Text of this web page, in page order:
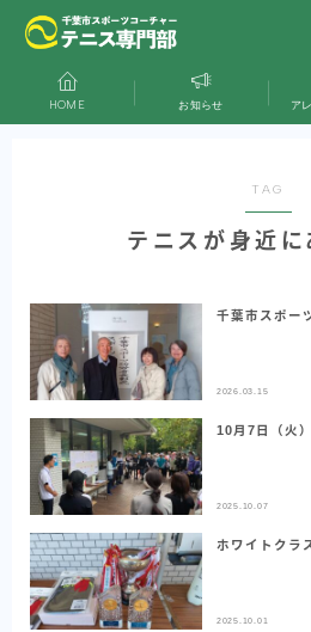
HOME お知らせ ア
TAG
テニスが身近に
千葉市スポー
2026.03.15
10月7日（火
2025.10.07
ホワイトクラ
2025.10.01